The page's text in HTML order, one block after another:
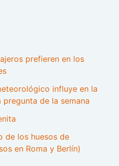
prefieren en los
influye en la
de la semana
de los huesos de
en Roma y Berlín)